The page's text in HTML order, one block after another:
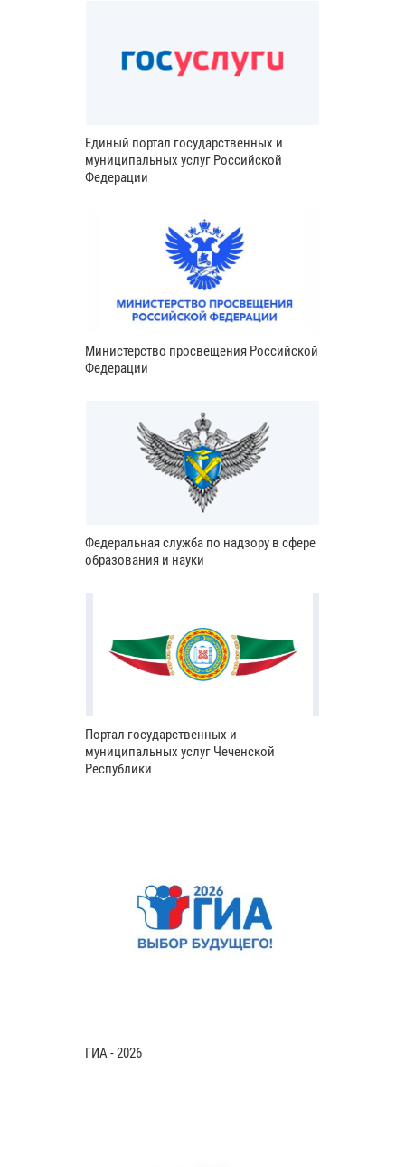
Единый портал государственных и
муниципальных услуг Российской
Федерации
Министерство просвещения Российской
Федерации
Федеральная служба по надзору в сфере
образования и науки
Портал государственных и
муниципальных услуг Чеченской
Республики
ГИА - 2026